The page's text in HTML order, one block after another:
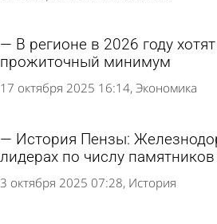
В регионе в 2026 году
прожиточный минимум
17 октября 2025 16:14 Экономика
История Пензы:
лидерах по числу памятников
3 октября 2025 07:28 История